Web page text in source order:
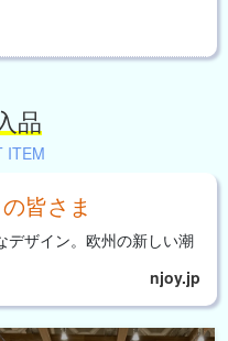
品
ITEM
皆さま
デザイン。 欧州の新しい潮
njoy.jp